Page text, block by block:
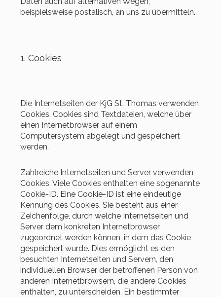
beispielsweise postalisch, an uns zu übermitteln.
1. Cookies
Die Internetseiten der KjG St. Thomas verwenden
Cookies. Cookies sind Textdateien, welche über
einen Internetbrowser auf einem
Computersystem abgelegt und gespeichert
werden.
Zahlreiche Internetseiten und Server verwenden
Cookies. Viele Cookies enthalten eine sogenannte
Cookie-ID. Eine Cookie-ID ist eine eindeutige
Kennung des Cookies. Sie besteht aus einer
Zeichenfolge, durch welche Internetseiten und
Server dem konkreten Internetbrowser
zugeordnet werden können, in dem das Cookie
gespeichert wurde. Dies ermöglicht es den
besuchten Internetseiten und Servern, den
individuellen Browser der betroffenen Person von
anderen Internetbrowsern, die andere Cookies
enthalten, zu unterscheiden. Ein bestimmter